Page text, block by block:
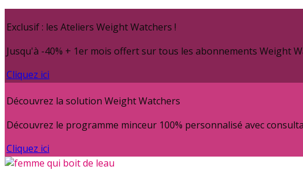
Exclusif : les Ateliers Weight Watchers !
Jusqu'à -40% + 1er mois offert sur tous les abonnements Weight
Cliquez ici
Découvrez la solution Weight Watchers
Découvrez le programme minceur 100% personnalisé avec
Cliquez ici